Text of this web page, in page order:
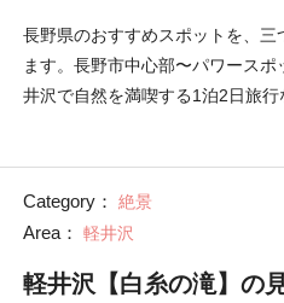
長野県のおすすめスポットを、
ます。長野市中心部〜パワース
井沢で自然を満喫する1泊2日旅行
Category： 絶景
Area： 軽井沢
軽井沢【白糸の滝】の